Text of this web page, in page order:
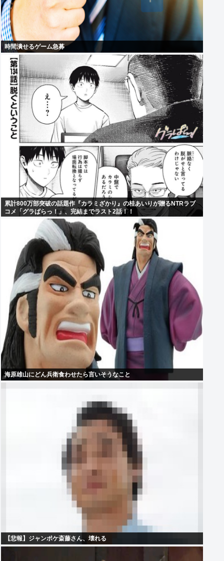
時間潰せるゲーム急募
累計800万部突破の話題作『カラミざかり』の桂あいりが贈るNTRラブ
コメ「グラぱらっ！」、完結までラスト2話！！
海原雄山にどん兵衛食わせたら言いそうなこと
【悲報】ジャンポケ斎藤さん、壊れる